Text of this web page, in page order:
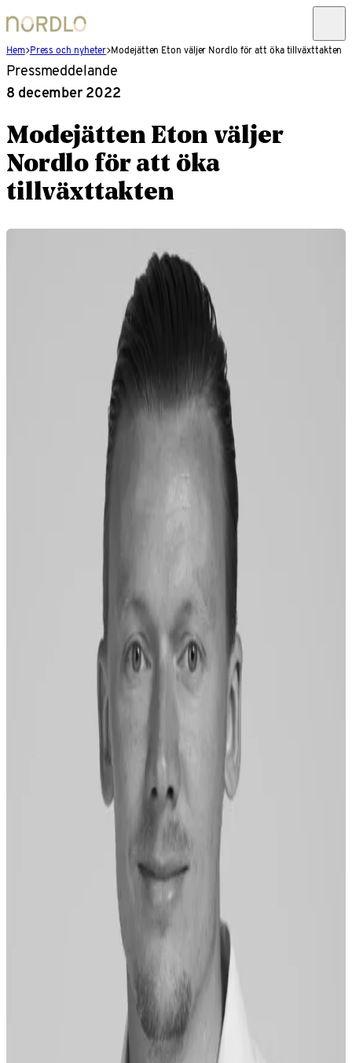
Hem Press och nyheter Modejätten Eton väljer Nordlo för att öka tillväxttakten
Pressmeddelande
8 december 2022
Modejätten Eton väljer
Nordlo för att öka
tillväxttakten